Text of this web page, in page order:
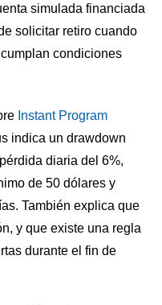
simulada financiada
solicitar retiro cuando
condiciones
Instant Program
indica un drawdown
diaria del 6%,
de 50 dólares y
También explica que
y que existe una regla
durante el fin de